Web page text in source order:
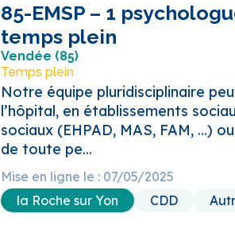
la Roche sur Yon CDD
85-EMSP – 1
temps plein
Vendée (85)
Temps plein
Notre équipe pluridisciplinaire
l’hôpital, en établissements
sociaux (EHPAD, MAS, FAM, …)
de toute pe...
Mise en ligne le : 07/05/2025